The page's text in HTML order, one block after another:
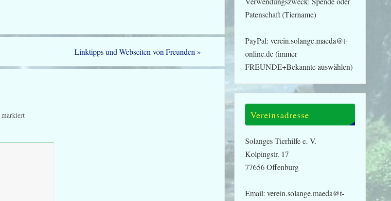
Linktipps und Webseiten von Freunden »
markiert
Patenschaft (Tiername)
PayPal: verein.solange.maeda@t-
online.de (immer
FREUNDE+Bekannte auswählen)
Vereinsadresse
Solanges Tierhilfe e. V.
Kolpingstr. 17
77656 Offenburg
Email: verein.solange.maeda@t-